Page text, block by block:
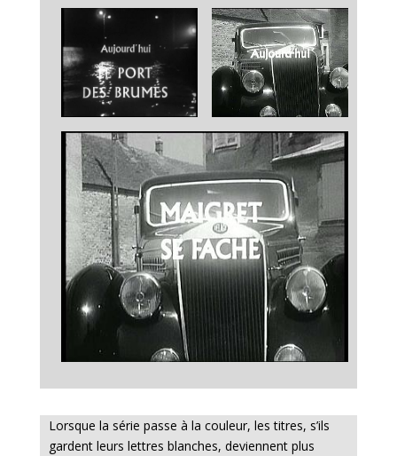
Lorsque la série passe à la couleur, les titres, s’ils
gardent leurs lettres blanches, deviennent plus